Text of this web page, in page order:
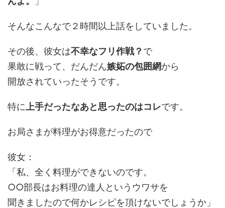
そんなこんなで２時間以上話をしていました。
その後、彼女は不幸なフリ作戦？ で
果敢に戦って、だんだん嫉妬の包囲網から
開放されていったそうです。
特に 上手だったなあと思ったのはコレです。
お局さまが料理がお得意だったので
彼女：
「私、全く料理ができないのです。
○○部長はお料理の達人というウワサを
聞きましたので何かレシピを頂けないでしょうか」